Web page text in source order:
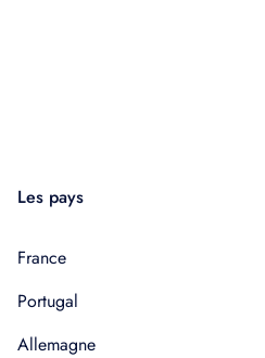
Les pays
France
Portugal
Allemagne